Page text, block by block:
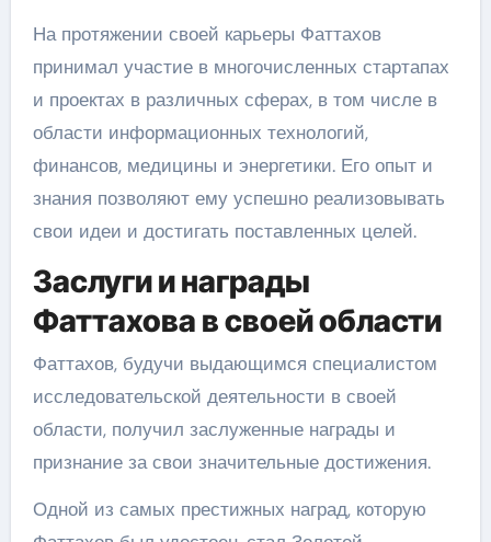
На протяжении своей карьеры Фаттахов
принимал участие в многочисленных стартапах
и проектах в различных сферах, в том числе в
области информационных технологий,
финансов, медицины и энергетики. Его опыт и
знания позволяют ему успешно реализовывать
свои идеи и достигать поставленных целей.
Заслуги и награды
Фаттахова в своей области
Фаттахов, будучи выдающимся специалистом
исследовательской деятельности в своей
области, получил заслуженные награды и
признание за свои значительные достижения.
Одной из самых престижных наград, которую